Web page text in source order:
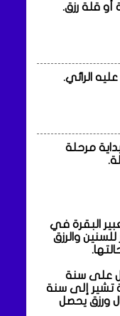
أو قلة رزق.
الرائي.
مرحلة
البقرة في
والرزق
على سنة
تشير إلى سنة
ورزق يحصل